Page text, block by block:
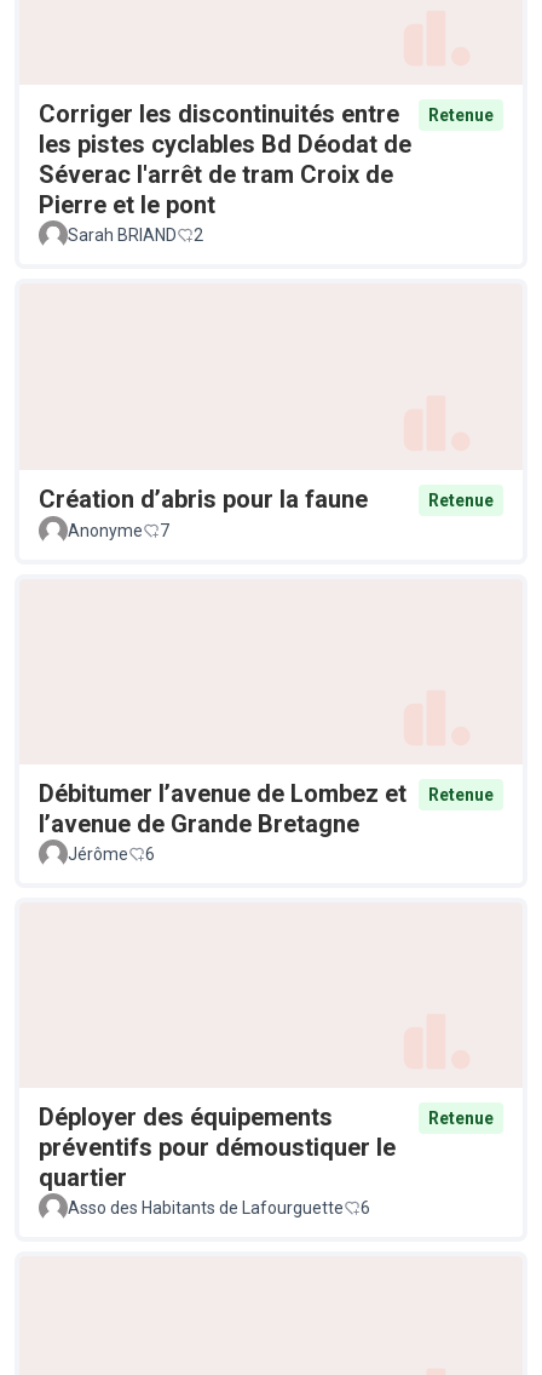
Corriger les discontinuités entre
les pistes cyclables Bd Déodat de
Séverac l'arrêt de tram Croix de
Pierre et le pont
Retenue
Sarah BRIAND 2
Création d’abris pour la faune
Retenue
Anonyme
7
Débitumer l’avenue de Lombez et
l’avenue de Grande Bretagne
Retenue
Jérôme 6
Déployer des équipements
préventifs pour démoustiquer le
quartier
Retenue
Asso des Habitants de Lafourguette 6